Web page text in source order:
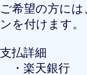
ご希望の方に
ンを付けます。
支払詳細
・楽天銀行